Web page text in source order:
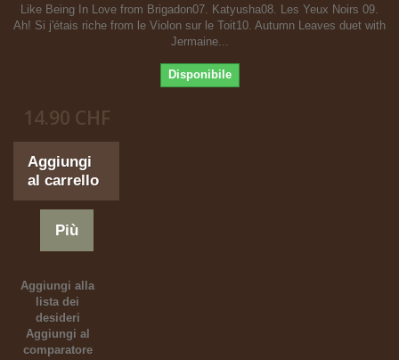
Like Being In Love from Brigadon07. Katyusha08. Les Yeux Noirs 09.
Ah! Si j'étais riche from le Violon sur le Toit10. Autumn Leaves duet with
Jermaine...
Disponibile
14.90 CHF
Aggiungi
al carrello
Più
Aggiungi alla
lista dei
desideri
Aggiungi al
comparatore